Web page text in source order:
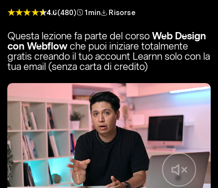
4.6(480) 1min Risorse
Questa lezione fa parte del corsoWeb Design
con Webflowche puoi iniziare totalmente
gratis creando il tuo account Learnn solo con la
tua email (senza carta di credito)